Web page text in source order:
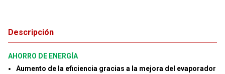
Descripción
AHORRO DE ENERGÍA
Aumento de la eficiencia gracias a la mejora del evaporador